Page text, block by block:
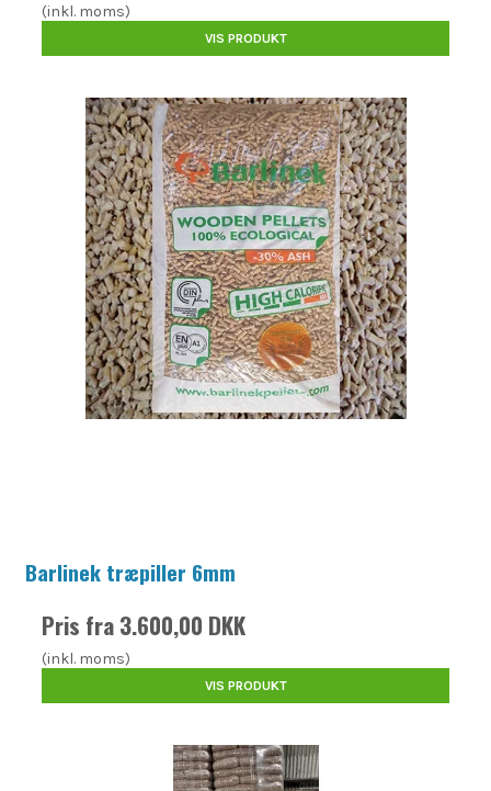
(inkl. moms)
VIS PRODUKT
Barlinek træpiller 6mm
Pris fra3.600,00 DKK
(inkl. moms)
VIS PRODUKT